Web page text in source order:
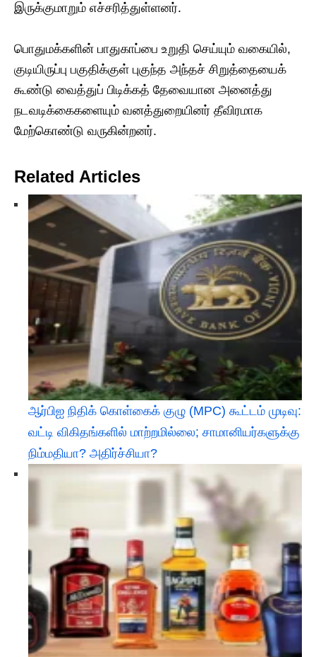
இருக்குமாறும் எச்சரித்துள்ளனர்.
பொதுமக்களின் பாதுகாப்பை உறுதி செய்யும் வகையில்,
குடியிருப்பு பகுதிக்குள் புகுந்த அந்தச் சிறுத்தையைக்
கூண்டு வைத்துப் பிடிக்கத் தேவையான அனைத்து
நடவடிக்கைகளையும் வனத்துறையினர் தீவிரமாக
மேற்கொண்டு வருகின்றனர்.
Related Articles
ஆர்பிஐ நிதிக் கொள்கைக் குழு (MPC) கூட்டம் முடிவு:
வட்டி விகிதங்களில் மாற்றமில்லை; சாமானியர்களுக்கு
நிம்மதியா? அதிர்ச்சியா?